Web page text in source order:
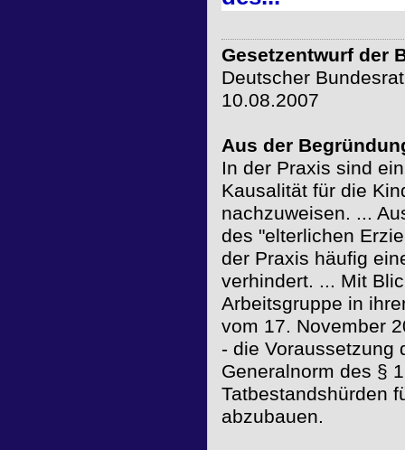
Gesetzentwurf der
Deutscher
10.08.2007
Aus der
In der Praxis sind
Kausalität für die
nachzuweisen. ...
des "elterlichen
der Praxis häufig
verhindert. ... Mit
Arbeitsgruppe in
vom 17. November
- die Voraussetzung
Generalnorm des §
Tatbestandshürden
abzubauen.